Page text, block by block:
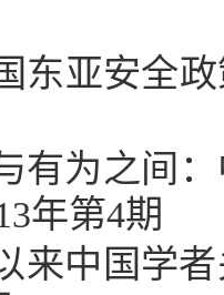
东亚安全
有为之间
年第4期
来中国学